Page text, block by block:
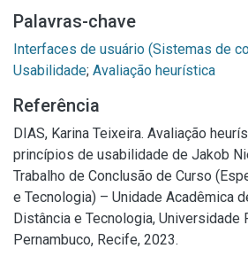
Palavras-chave
Interfaces de usuário (Sistemas de
Usabilidade; Avaliação heurística
Referência
DIAS, Karina Teixeira. Avaliação
princípios de usabilidade de Jakob
Trabalho de Conclusão de Curso
e Tecnologia) – Unidade Acadêmica
Distância e Tecnologia, Universidade
Pernambuco, Recife, 2023.